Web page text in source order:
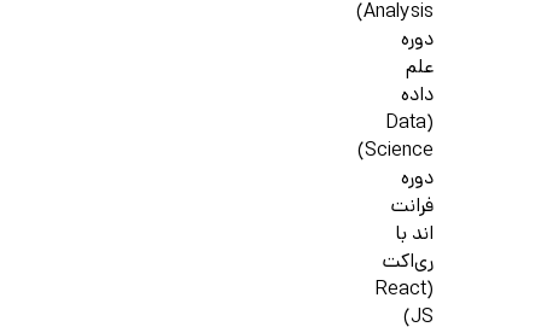
Analysis)
دوره
علم
داده
(Data
Science)
دوره
فرانت
اند با
ری‌اکت
(React
JS)